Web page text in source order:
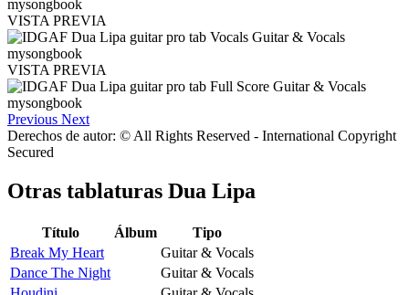
VISTA PREVIA
VISTA PREVIA
Previous Next
Derechos de autor: © All Rights Reserved - International Copyright
Secured
Otras tablaturas Dua Lipa
Título Álbum
Tipo
Break My Heart
Guitar & Vocals
Dance The Night
Guitar & Vocals